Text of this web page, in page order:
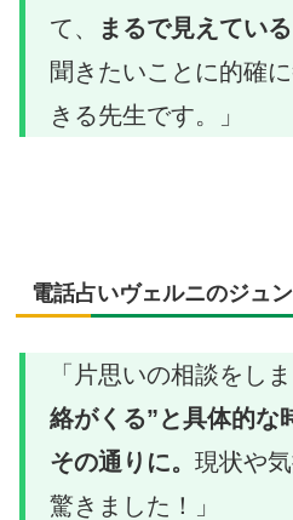
て、
まるで見えてい
聞きたいことに的確
きる先生です。」
電話占いヴェルニのジュ
「片思いの相談をしま
絡がくる”と具体的な
その通りに。 現状や
驚きました！」